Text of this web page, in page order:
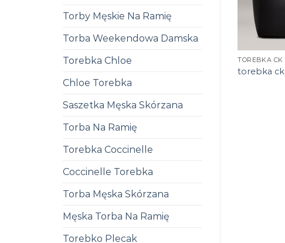
Torby Męskie Na Ramię
Torba Weekendowa Damska
Torebka Chloe
Chloe Torebka
Saszetka Męska Skórzana
Torba Na Ramię
Torebka Coccinelle
Coccinelle Torebka
Torba Męska Skórzana
Męska Torba Na Ramię
Torebko Plecak
TOREBKA CK
torebka ck